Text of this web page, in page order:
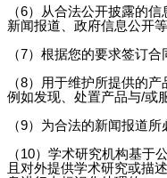
（6）从合法公开披露的
新闻报道、政府信息公开等
（7）根据您的要求签订合
（8）用于维护所提供的
例如发现、处置产品与/或
（9）为合法的新闻报道所
（10）学术研究机构基于
且对外提供学术研究或描